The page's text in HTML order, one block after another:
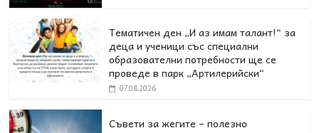
Тематичен ден „И аз имам талант!“ за
деца и ученици със специални
образователни потребности ще се
проведе в парк „Артилерийски“
07.08.2026
Съвети за жегите – полезно